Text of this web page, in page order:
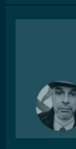
Episodio
noticias
fin